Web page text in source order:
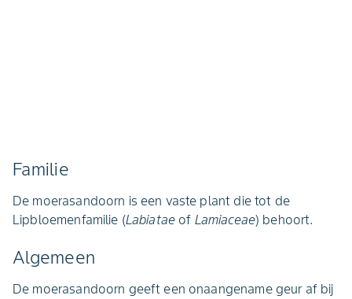
Familie
De moerasandoorn is een vaste plant die tot de
Lipbloemenfamilie (Labiatae of Lamiaceae) behoort.
Algemeen
De moerasandoorn geeft een onaangename geur af bij